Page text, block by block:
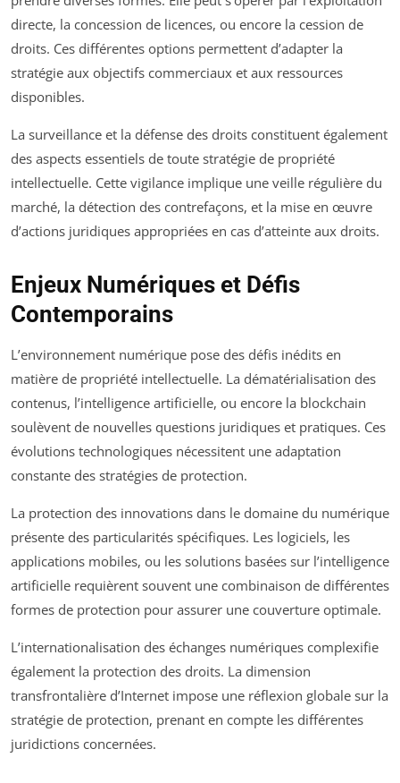
directe, la concession de licences, ou encore la cession de
droits. Ces différentes options permettent d’adapter la
stratégie aux objectifs commerciaux et aux ressources
disponibles.
La surveillance et la défense des droits constituent également
des aspects essentiels de toute stratégie de propriété
intellectuelle. Cette vigilance implique une veille régulière du
marché, la détection des contrefaçons, et la mise en œuvre
d’actions juridiques appropriées en cas d’atteinte aux droits.
Enjeux Numériques et Défis
Contemporains
L’environnement numérique pose des défis inédits en
matière de propriété intellectuelle. La dématérialisation des
contenus, l’intelligence artificielle, ou encore la blockchain
soulèvent de nouvelles questions juridiques et pratiques. Ces
évolutions technologiques nécessitent une adaptation
constante des stratégies de protection.
La protection des innovations dans le domaine du numérique
présente des particularités spécifiques. Les logiciels, les
applications mobiles, ou les solutions basées sur l’intelligence
artificielle requièrent souvent une combinaison de différentes
formes de protection pour assurer une couverture optimale.
L’internationalisation des échanges numériques complexifie
également la protection des droits. La dimension
transfrontalière d’Internet impose une réflexion globale sur la
stratégie de protection, prenant en compte les différentes
juridictions concernées.